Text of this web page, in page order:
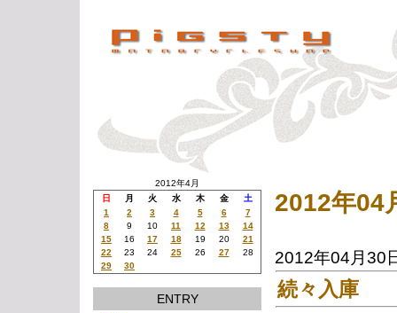
2012年4月
日
月 火 水 木 金
土
1
2 3 4 5 6
7
8
9 10 11 12 13
14
15
16 17 18 19 20
21
22
23 24 25 26 27
28
29
30
ENTRY
2012年04
2012年04月30
続々入庫